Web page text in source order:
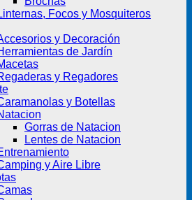
Focos y Mosquiteros
y Decoración
de Jardín
y Regadores
y Botellas
Gorras de Natacion
Lentes de Natacion
y Aire Libre